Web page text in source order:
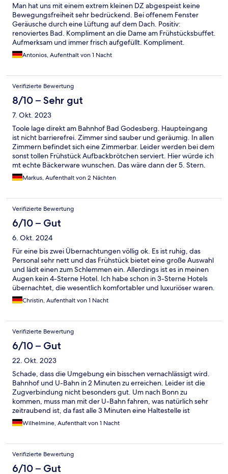
Man hat uns mit einem extrem kleinen DZ abgespeist keine
Bewegungsfreiheit sehr bedrückend. Bei offenem Fenster
Geräusche durch eine Lüftung auf dem Dach. Positiv:
renoviertes Bad. Kompliment an die Dame am Frühstücksbuffet.
Aufmerksam und immer frisch aufgefüllt. Kompliment.
Antonios, Aufenthalt von 1 Nacht
Verifizierte Bewertung
8/10 – Sehr gut
7. Okt. 2023
Toole lage direkt am Bahnhof Bad Godesberg. Haupteingang
ist nicht barrierefrei. Zimmer sind sauber und geräumig. In allen
Zimmern befindet sich eine Zimmerbar. Leider werden bei dem
sonst tollen Frühstück Aufbackbrötchen serviert. Hier würde ich
mt echte Bäckerware wunschen. Das wäre dann der 5. Stern.
Markus, Aufenthalt von 2 Nächten
Verifizierte Bewertung
6/10 – Gut
6. Okt. 2024
Für eine bis zwei Übernachtungen völlig ok. Es ist ruhig, das
Personal sehr nett und das Frühstück bietet eine große Auswahl
und lädt einen zum Schlemmen ein. Allerdings ist es in meinen
Augen kein 4-Sterne Hotel. Ich habe schon in 3-Sterne Hotels
übernachtet, die wesentlich komfortabler und luxuriöser waren.
Es ist alles sehr einfach gehalten. Aber ich war zufrieden und
würde es wieder buchen. Besonders praktisch ist die
allem eine gute Übernachtungsmöglichkeit.
Christin, Aufenthalt von 1 Nacht
Verifizierte Bewertung
6/10 – Gut
22. Okt. 2023
Schade, dass die Umgebung ein bisschen vernachlässigt wird.
Bahnhof und U-Bahn in 2 Minuten zu erreichen. Leider ist die
Zugverbindung nicht besonders gut. Um nach Bonn zu
kommen, muss man mit der U-Bahn fahren, was natürlich sehr
zeitraubend ist, da fast alle 3 Minuten eine Haltestelle ist
Wilhelmine, Aufenthalt von 1 Nacht
Verifizierte Bewertung
6/10 – Gut